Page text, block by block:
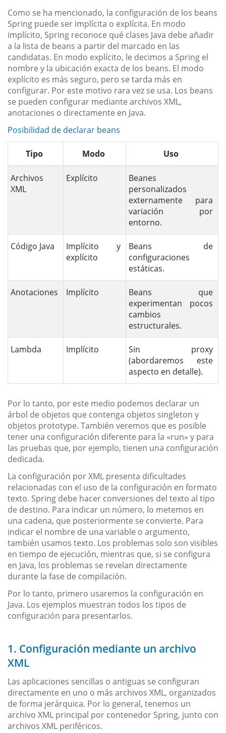
Como se ha mencionado, la configuración de los beans
Spring puede ser implícita o explícita. En modo
implícito, Spring reconoce qué clases Java debe añadir
a la lista de beans a partir del marcado en las
candidatas. En modo explícito, le decimos a Spring el
nombre y la ubicación exacta de los beans. El modo
explícito es más seguro, pero se tarda más en
configurar. Por este motivo rara vez se usa. Los beans
se pueden configurar mediante archivos XML,
anotaciones o directamente en Java.
Posibilidad de declarar beans
Tipo Modo Uso
Archivos
XML
Explícito
Beanes
personalizados
externamente para
variación por
entorno.
Código Java
Implícito y
explícito
Beans de
configuraciones
estáticas.
Anotaciones Implícito
Beans que
experimentan pocos
cambios
estructurales.
Lambda Implícito
Sin proxy
(abordaremos este
aspecto en detalle).
Por lo tanto, por este medio podemos declarar un
árbol de objetos que contenga objetos singleton y
objetos prototype. También veremos que es posible
tener una configuración diferente para la «run» y para
las pruebas que, por ejemplo, tienen una configuración
dedicada.
La configuración por XML presenta dificultades
relacionadas con el uso de la configuración en formato
texto. Spring debe hacer conversiones del texto al tipo
de destino. Para indicar un número, lo metemos en
una cadena, que posteriormente se convierte. Para
indicar el nombre de una variable o argumento,
también usamos texto. Los problemas solo son visibles
en tiempo de ejecución, mientras que, si se configura
en Java, los problemas se revelan directamente
durante la fase de compilación.
Por lo tanto, primero usaremos la configuración en
Java. Los ejemplos muestran todos los tipos de
configuración para presentarlos.
1. Configuración mediante un archivo
XML
Las aplicaciones sencillas o antiguas se configuran
directamente en uno o más archivos XML, organizados
de forma jerárquica. Por lo general, tenemos un
archivo XML principal por contenedor Spring, junto con
archivos XML periféricos.